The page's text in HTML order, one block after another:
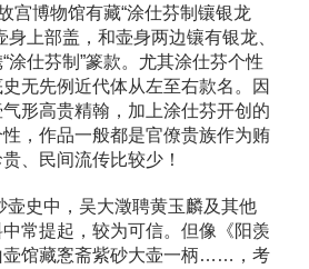
宫博物馆有藏“涂仕芬制镶银龙
身上部盖，和壶身两边镶有银龙、
涂仕芬制”篆款。尤其涂仕芬个性
无先例近代体从左至右款名。因
形高贵精翰，加上涂仕芬开创的
，作品一般都是官僚贵族作为贿
、民间流传比较少！
壶史中，吴大澂聘黄玉麟及其他
常提起，较为可信。但像《阳羡
壶馆藏愙斋紫砂大壶一柄……，考